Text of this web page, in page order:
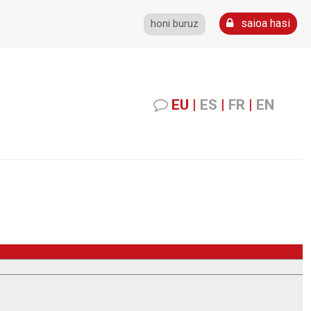
honi buruz saioa hasi
EU | ES | FR | EN